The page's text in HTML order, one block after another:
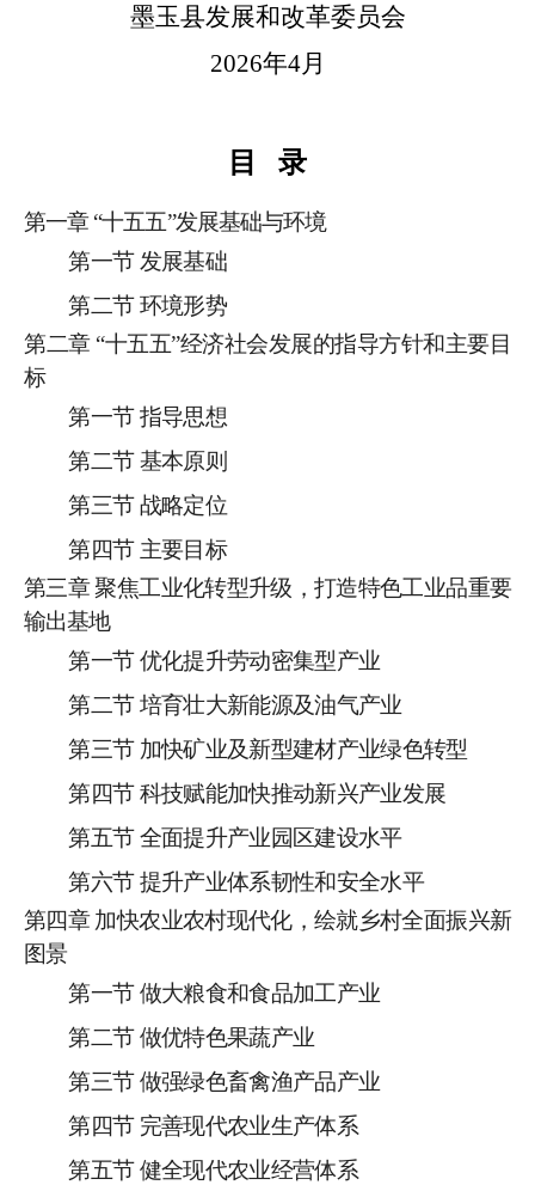
墨玉县发展和改革委员会
2026年4月
目 录
第一章 “十五五”发展基础与环境
第一节 发展基础
第二节 环境形势
第二章 “十五五”经济社会发展的指导方针和主要目
标
第一节 指导思想
第二节 基本原则
第三节 战略定位
第四节 主要目标
第三章 聚焦工业化转型升级，打造特色工业品重要
输出基地
第一节 优化提升劳动密集型产业
第二节 培育壮大新能源及油气产业
第三节 加快矿业及新型建材产业绿色转型
第四节 科技赋能加快推动新兴产业发展
第五节 全面提升产业园区建设水平
第六节 提升产业体系韧性和安全水平
第四章 加快农业农村现代化，绘就乡村全面振兴新
图景
第一节 做大粮食和食品加工产业
第二节 做优特色果蔬产业
第三节 做强绿色畜禽渔产品产业
第四节 完善现代农业生产体系
第五节 健全现代农业经营体系